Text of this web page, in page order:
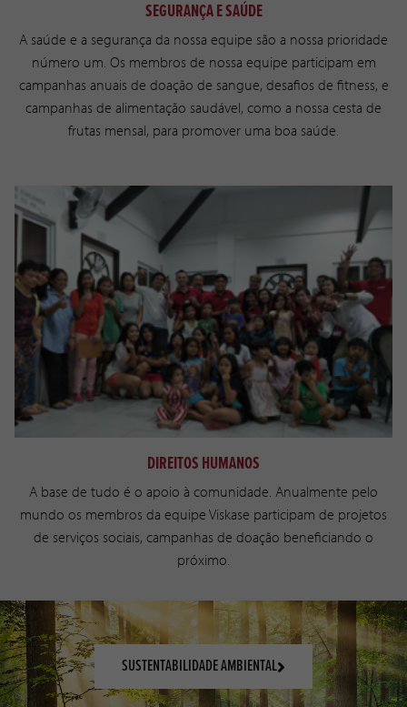
SEGURANÇA E SAÚDE
A saúde e a segurança da nossa equipe são a nossa prioridade
número um. Os membros de nossa equipe participam em
campanhas anuais de doação de sangue, desafios de fitness, e
campanhas de alimentação saudável, como a nossa cesta de
frutas mensal, para promover uma boa saúde.
DIREITOS HUMANOS
A base de tudo é o apoio à comunidade. Anualmente pelo
mundo os membros da equipe Viskase participam de projetos
de serviços sociais, campanhas de doação beneficiando o
próximo.
SUSTENTABILIDADE AMBIENTAL